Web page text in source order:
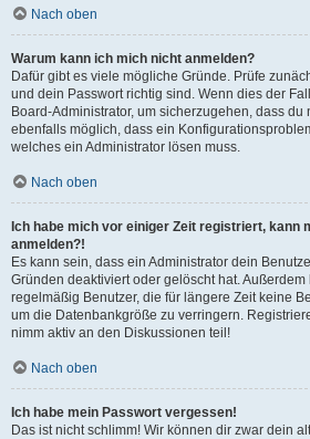
Nach oben
Warum kann ich mich nicht anmelden?
Dafür gibt es viele mögliche Gründe. Prüfe
und dein Passwort richtig sind. Wenn dies der
Board-Administrator, um sicherzugehen, dass du
ebenfalls möglich, dass ein
welches ein Administrator lösen muss.
Nach oben
Ich habe mich vor einiger Zeit registriert, kann
anmelden?!
Es kann sein, dass ein Administrator dein
Gründen deaktiviert oder gelöscht hat.
regelmäßig Benutzer, die für längere Zeit keine
um die Datenbankgröße zu verringern.
nimm aktiv an den Diskussionen teil!
Nach oben
Ich habe mein Passwort vergessen!
Das ist nicht schlimm! Wir können dir zwar dein